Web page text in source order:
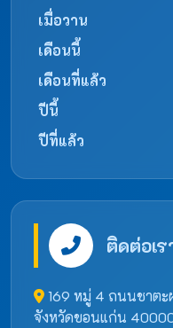
เมื่อวาน
เดือนนี้
เดือนที่แล้ว
ปีนี้
ปีที่แล้ว
ติดต่อเร
169 หมู่ 4 ถนนชาตะ
จังหวัดขอนแก่น